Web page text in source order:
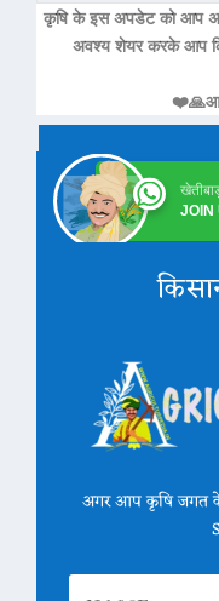
कृषि के इस अपडेट को आप
अवश्य शेयर करके आप
JOIN
अगर आप कृषि जगत